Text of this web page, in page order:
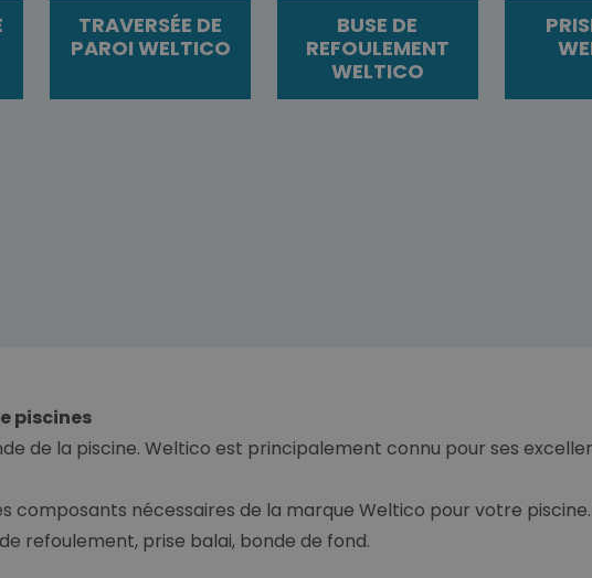
TRAVERSÉE DE
PAROI WELTICO
BUSE DE
REFOULEMENT
WELTICO
piscines
de la piscine. Weltico est principalement connu pour ses
composants nécessaires de la marque Weltico pour votre
refoulement, prise balai, bonde de fond.